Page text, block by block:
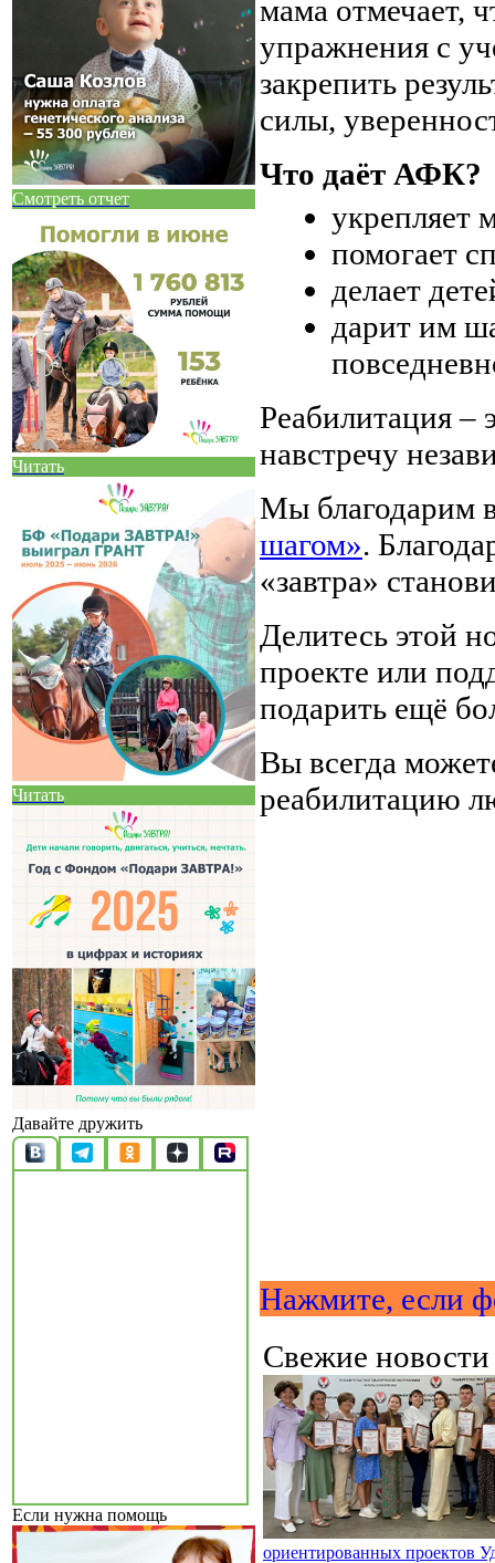
Смотреть отчет
Читать
Читать
Давайте дружить
Если нужна помощь
мама отмечает,
упражнения с
закрепить
силы,
Что даёт АФК?
укрепляет
помогает
делает
дарит им
Реабилитация –
навстречу
Мы благодарим
шагом».
«завтра»
Делитесь этой
проекте или
подарить ещё
Вы всегда
реабилитацию
Нажмите, если
Свежие
ориентированных проектов